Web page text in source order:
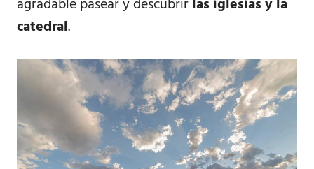
agradable pasear y descubrirlas iglesias y la
catedral.